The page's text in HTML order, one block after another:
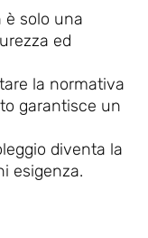
è solo una
ed
la normativa
garantisce un
diventa la
esigenza.